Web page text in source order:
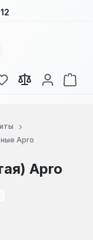
У вас есть товары
В
Apro
Apro